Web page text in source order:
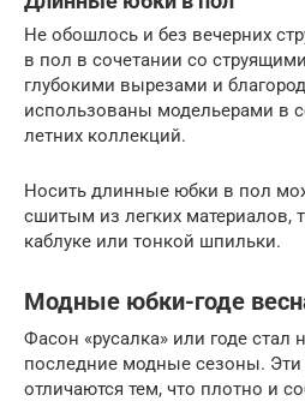
Не обошлось и без вечерних
в пол в сочетании со
глубокими вырезами и
использованы модельерами в
летних коллекций.
Носить длинные юбки в пол
сшитым из легких материалов,
каблуке или тонкой шпильки.
Модные юбки-годе
Фасон «русалка» или годе стал
последние модные сезоны.
отличаются тем, что плотно и